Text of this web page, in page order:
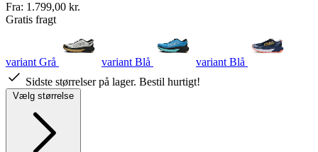
Fra: 1.799,00 kr.
Gratis fragt
variant Grå variant Blå
variant Blå
Sidste størrelser på lager. Bestil hurtigt!
Vælg størrelse